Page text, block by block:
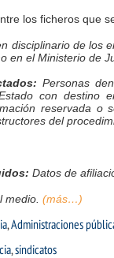
los ficheros que
disciplinario de los
en el Ministerio de
Personas
con
reservada o
del
Datos de
medio. (más…)
,Administraciones
,sindicatos